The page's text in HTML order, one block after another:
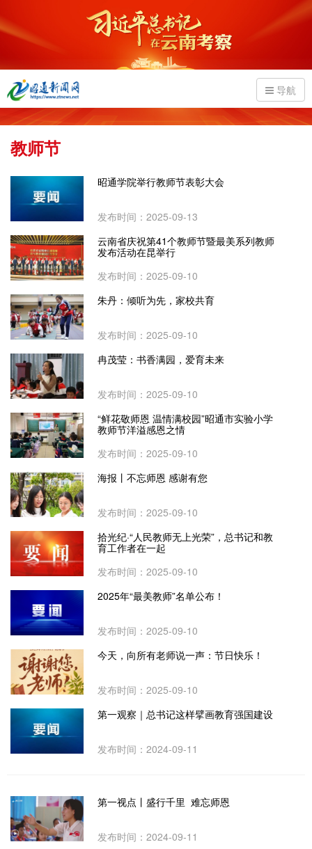
导航
教师节
昭通学院举行教师节表彰大会
发布时间：2025-09-13
云南省庆祝第41个教师节暨最美系列教师
发布活动在昆举行
发布时间：2025-09-10
朱丹：倾听为先，家校共育
发布时间：2025-09-10
冉茂莹：书香满园，爱育未来
发布时间：2025-09-10
“鲜花敬师恩 温情满校园”昭通市实验小学
教师节洋溢感恩之情
发布时间：2025-09-10
海报丨不忘师恩 感谢有您
发布时间：2025-09-10
拾光纪·“人民教师无上光荣”，总书记和教
育工作者在一起
发布时间：2025-09-10
2025年“最美教师”名单公布！
发布时间：2025-09-10
今天，向所有老师说一声：节日快乐！ ​​​
发布时间：2025-09-10
第一观察｜总书记这样擘画教育强国建设
发布时间：2024-09-11
第一视点丨盛行千里 难忘师恩
发布时间：2024-09-11